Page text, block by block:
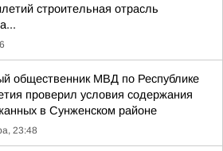
строительная отрасль
общественник МВД по Республике
проверил условия содержания
в Сунженском районе
23:48